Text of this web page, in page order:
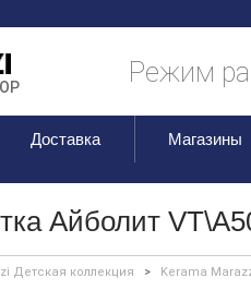
Режим
Доставка Магазины
Айболит
Детская коллекция > Kerama